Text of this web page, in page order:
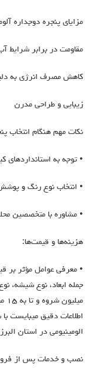
مزایای پنجره دوجداره
مقاومت در برابر شرایط
کاهش مصرف انرژی به
زیبایی و طراحی مدرن
نکات مهم هنگام انتخاب
• توجه به استانداردهای
• انتخاب نوع رنگ و
• مشاوره با متخصصین
هزینه‌ها و قیمت‌ها:
• معرفی عوامل مؤثر بر
اطلاعات دقيق ميبايست
الومينيومي در استان
نصب و خدمات پس از